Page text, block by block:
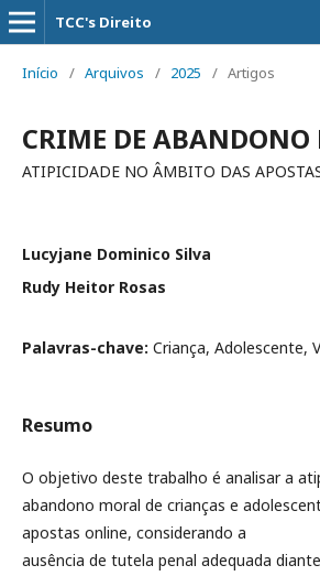
TCC's Direito
Início / Arquivos / 2025 / Artigos
CRIME DE ABANDONO
ATIPICIDADE NO ÂMBITO DAS
Lucyjane Dominico Silva
Rudy Heitor Rosas
Palavras-chave: Criança, Adolescente,
Resumo
O objetivo deste trabalho é analisar a
abandono moral de crianças e
apostas online, considerando a
ausência de tutela penal adequada